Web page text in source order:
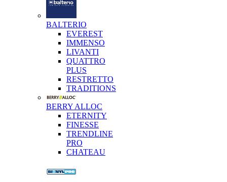
BALTERIO
EVEREST
IMMENSO
LIVANTI
QUATTRO
PLUS
RESTRETTO
TRADITIONS
BERRY ALLOC
ETERNITY
FINESSE
TRENDLINE
PRO
CHATEAU